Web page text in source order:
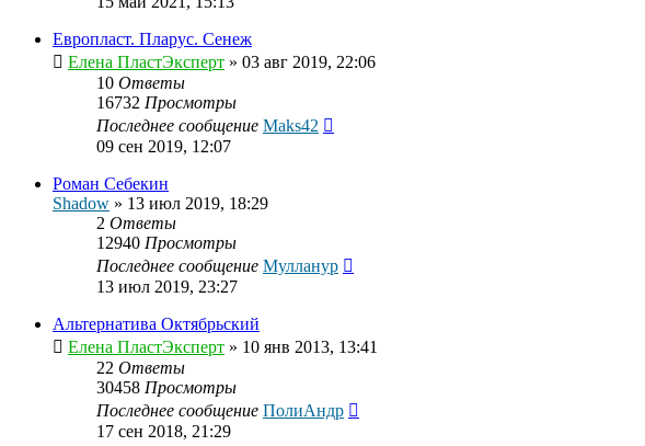
Европласт. Пларус. Сенеж
Елена ПластЭксперт » 03 авг 2019, 22:06
10 Ответы
16732 Просмотры
Последнее сообщение Maks42
09 сен 2019, 12:07
Роман Себекин
Shadow » 13 июл 2019, 18:29
2 Ответы
12940 Просмотры
Последнее сообщение Мулланур
13 июл 2019, 23:27
Альтернатива Октябрьский
Елена ПластЭксперт » 10 янв 2013, 13:41
22 Ответы
30458 Просмотры
Последнее сообщение ПолиАндр
17 сен 2018, 21:29